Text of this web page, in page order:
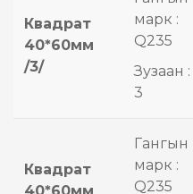
Квадрат
40*60мм
/3/
марк :
Q235
Зузаан :
3
Квадрат
Гангын
марк :
Q235